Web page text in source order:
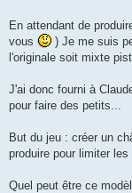
En attendant de
vous
) Je me suis
l'originale soit mixte
J'ai donc fourni à
pour faire des petits...
But du jeu : créer un
produire pour limiter les
Quel peut être ce